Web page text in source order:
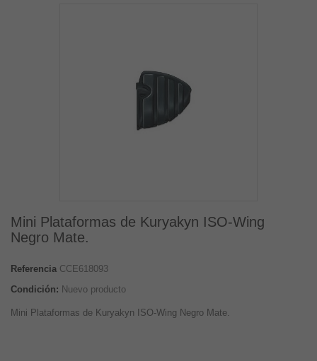
Mini Plataformas de Kuryakyn ISO-Wing
Negro Mate.
Referencia CCE618093
Condición: Nuevo producto
Mini Plataformas de Kuryakyn ISO-Wing Negro Mate.